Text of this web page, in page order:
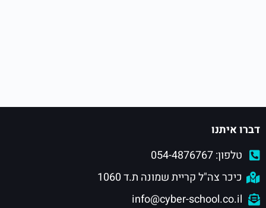
דברו איתנו
טלפון: 054-4876767
כיכר צה"ל קריית שמונה ת.ד 1060
info@cyber-school.co.il